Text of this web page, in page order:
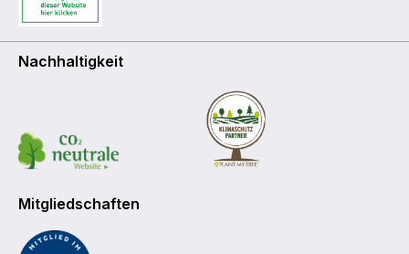
Nachhaltigkeit
Mitgliedschaften